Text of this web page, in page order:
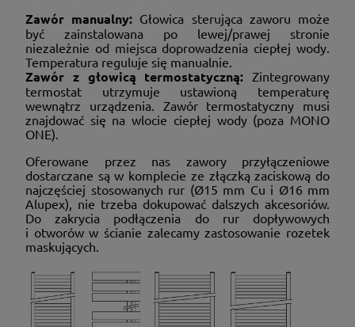
Zawór manualny: Głowica sterująca zaworu może
być zainstalowana po lewej/prawej stronie
niezależnie od miejsca doprowadzenia ciepłej wody.
Temperatura reguluje się manualnie.
Zawór z głowicą termostatyczną: Zintegrowany
termostat utrzymuje ustawioną temperaturę
wewnątrz urządzenia. Zawór termostatyczny musi
znajdować się na wlocie ciepłej wody (poza MONO
ONE).
Oferowane przez nas zawory przyłączeniowe
dostarczane są w komplecie ze złączką zaciskową do
najczęściej stosowanych rur (Ø15 mm Cu i Ø16 mm
Alupex), nie trzeba dokupować dalszych akcesoriów.
Do zakrycia podłączenia do rur dopływowych
i otworów w ścianie zalecamy zastosowanie rozetek
maskujących.